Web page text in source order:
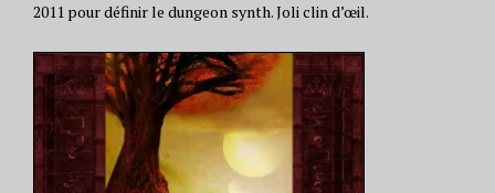
2011 pour définir le dungeon synth. Joli clin d’œil.